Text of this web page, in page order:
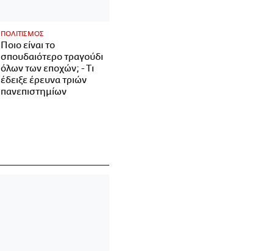
ΠΟΛΙΤΙΣΜΟΣ
Ποιο είναι το
σπουδαιότερο τραγούδι
όλων των εποχών; - Τι
έδειξε έρευνα τριών
πανεπιστημίων